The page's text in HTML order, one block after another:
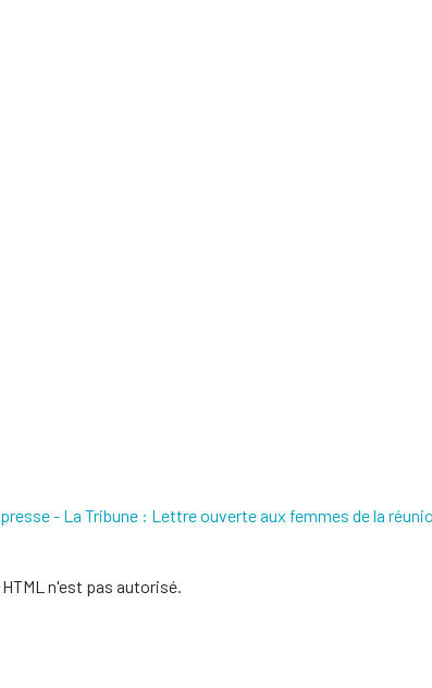
- La Tribune : Lettre ouverte aux femmes de la
n'est pas autorisé.